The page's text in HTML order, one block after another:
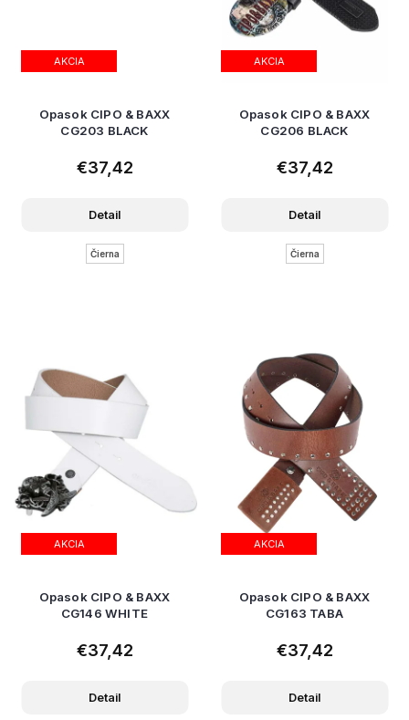
AKCIA
Opasok CIPO & BAXX
CG203 BLACK
€37,42
Detail
Čierna
AKCIA
Opasok CIPO & BAXX
CG206 BLACK
€37,42
Detail
Čierna
AKCIA
Opasok CIPO & BAXX
CG146 WHITE
€37,42
Detail
AKCIA
Opasok CIPO & BAXX
CG163 TABA
€37,42
Detail